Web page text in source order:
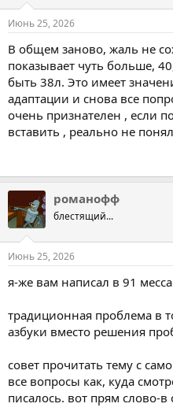
Июнь 25, 2026
В общем заново, жаль не
показывает чуть больше,
быть 38л. Это имеет
адаптации и снова все
очень признателен , если
вставить , реально не
романофф
блестящий...
Июнь 25, 2026
я-же вам написал в 91
традиционная проблема в
азбуки вместо решения
совет прочитать тему с
все вопросы как, куда
писалось. вот прям слово-в